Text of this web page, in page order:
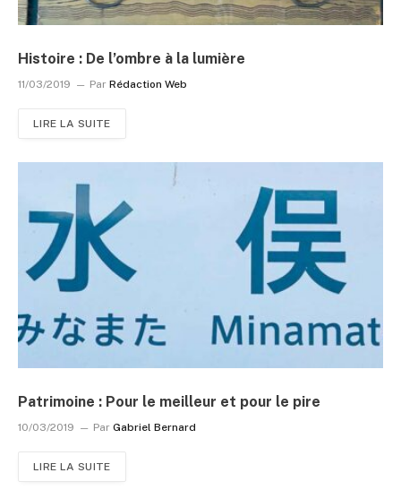
Histoire : De l’ombre à la lumière
11/03/2019 Par Rédaction Web
LIRE LA SUITE
Patrimoine : Pour le meilleur et pour le pire
10/03/2019 Par Gabriel Bernard
LIRE LA SUITE